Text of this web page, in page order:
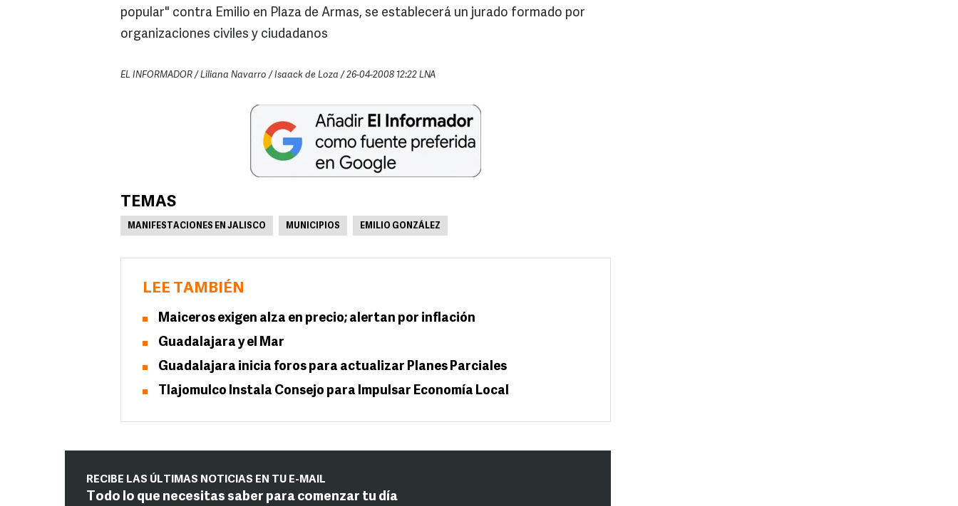
popular" contra Emilio en Plaza de Armas, se establecerá un jurado formado por
organizaciones civiles y ciudadanos
EL INFORMADOR / Liliana Navarro / Isaack de Loza / 26-04-2008 12:22 LNA
TEMAS
MANIFESTACIONES EN JALISCO MUNICIPIOS EMILIO GONZÁLEZ
LEE TAMBIÉN
Maiceros exigen alza en precio; alertan por inflación
Guadalajara y el Mar
Guadalajara inicia foros para actualizar Planes Parciales
Tlajomulco Instala Consejo para Impulsar Economía Local
RECIBE LAS ÚLTIMAS NOTICIAS EN TU E-MAIL
Todo lo que necesitas saber para comenzar tu día